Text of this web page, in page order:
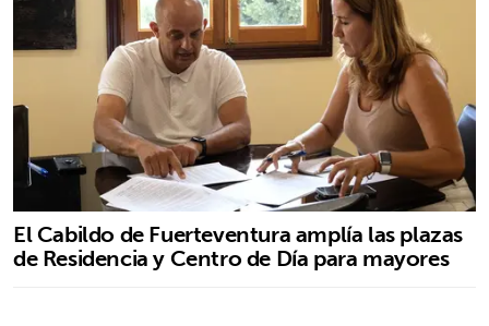
El Cabildo de Fuerteventura amplía las plazas
de Residencia y Centro de Día para mayores